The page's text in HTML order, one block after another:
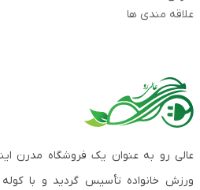
علاقه مندی ها
عالی رو به عنوان یک فروشگاه مدرن
ورزش خانواده تأسیس گردید و با